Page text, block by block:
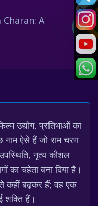
Charan: A
उद्योग, प्रतिभाओं का
नाम ऐसे हैं जो राम चरण
नृत्य कौशल
का चहेता बना दिया है।
कहीं बढ़कर हैं; वह एक
शक्ति हैं।